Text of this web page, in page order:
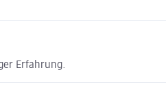
Erfahrung.